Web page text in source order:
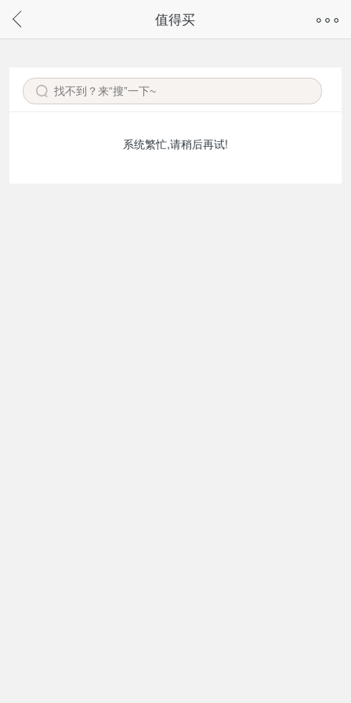
请通过微信或支付宝搜“奇兔客小程序”访问
值得买
系统繁忙,请稍后再试!